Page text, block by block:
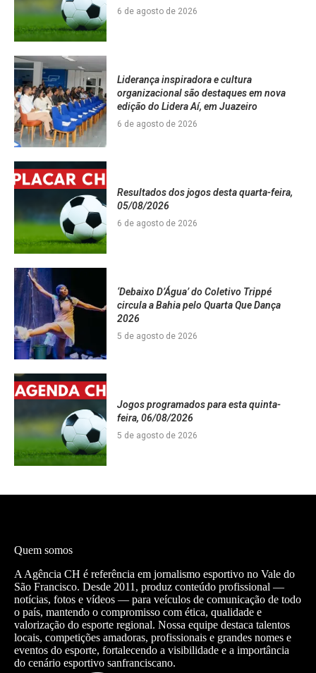
6 de agosto de 2026
Liderança inspiradora e cultura
organizacional são destaques em nova
edição do Lidera Aí, em Juazeiro
6 de agosto de 2026
Resultados dos jogos desta quarta-feira,
05/08/2026
6 de agosto de 2026
‘Debaixo D’Água’ do Coletivo Trippé
circula a Bahia pelo Quarta Que Dança
2026
5 de agosto de 2026
Jogos programados para esta quinta-
feira, 06/08/2026
5 de agosto de 2026
Quem somos
A Agência CH é referência em jornalismo esportivo no Vale do
São Francisco. Desde 2011, produz conteúdo profissional —
notícias, fotos e vídeos — para veículos de comunicação de todo
o país, mantendo o compromisso com ética, qualidade e
valorização do esporte regional. Nossa equipe destaca talentos
locais, competições amadoras, profissionais e grandes nomes e
eventos do esporte, fortalecendo a visibilidade e a importância
do cenário esportivo sanfranciscano.